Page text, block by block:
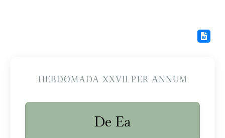
HEBDOMADA XXVII PER ANNUM
De Ea